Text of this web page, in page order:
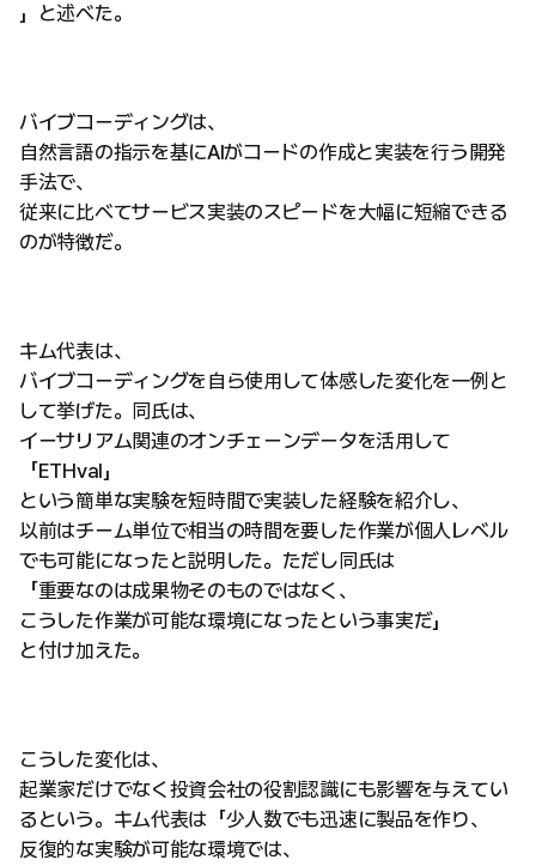
」と述べた。
バイブコーディングは、
自然言語の指示を基にAIがコードの作成と実装を行う開発
手法で、
従来に比べてサービス実装のスピードを大幅に短縮できる
のが特徴だ。
キム代表は、
バイブコーディングを自ら使用して体感した変化を一例と
して挙げた。同氏は、
イーサリアム関連のオンチェーンデータを活用して
「ETHval」
という簡単な実験を短時間で実装した経験を紹介し、
以前はチーム単位で相当の時間を要した作業が個人レベル
でも可能になったと説明した。ただし同氏は
「重要なのは成果物そのものではなく、
こうした作業が可能な環境になったという事実だ」
と付け加えた。
こうした変化は、
起業家だけでなく投資会社の役割認識にも影響を与えてい
るという。キム代表は「少人数でも迅速に製品を作り、
反復的な実験が可能な環境では、